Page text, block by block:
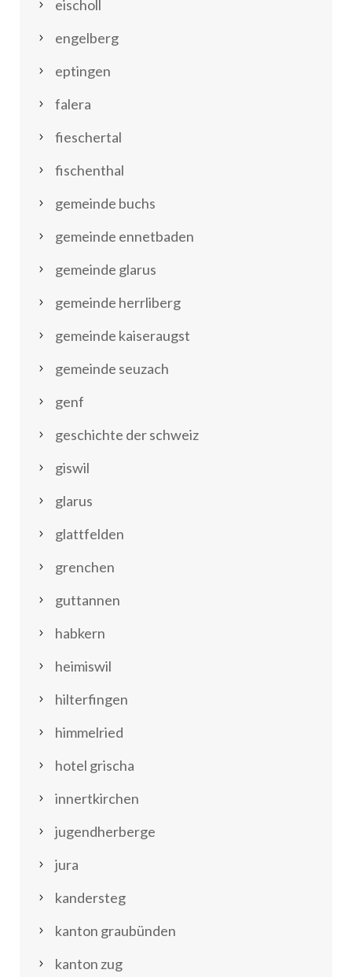
eischoll
engelberg
eptingen
falera
fieschertal
fischenthal
gemeinde buchs
gemeinde ennetbaden
gemeinde glarus
gemeinde herrliberg
gemeinde kaiseraugst
gemeinde seuzach
genf
geschichte der schweiz
giswil
glarus
glattfelden
grenchen
guttannen
habkern
heimiswil
hilterfingen
himmelried
hotel grischa
innertkirchen
jugendherberge
jura
kandersteg
kanton graubünden
kanton zug